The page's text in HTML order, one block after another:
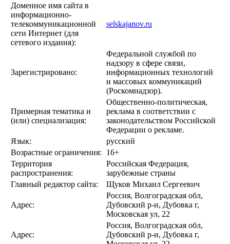
Доменное имя сайта в
информационно-
телекоммуникационной
сети Интернет (для
сетевого издания):
selskajanov.ru
Зарегистрировано:
Федеральной службой по
надзору в сфере связи,
информационных технологий
и массовых коммуникаций
(Роскомнадзор).
Примерная тематика и
(или) специализация:
Общественно-политическая,
реклама в соответствии с
законодательством Российской
Федерации о рекламе.
Язык:
русский
Возрастные ограничения:
16+
Территория
распространения:
Российская Федерация,
зарубежные страны
Главный редактор сайта:
Щуков Михаил Сергеевич
Адрес:
Россия, Волгоградская обл,
Дубовский р-н, Дубовка г,
Московская ул, 22
Адрес:
Россия, Волгоградская обл,
Дубовский р-н, Дубовка г,